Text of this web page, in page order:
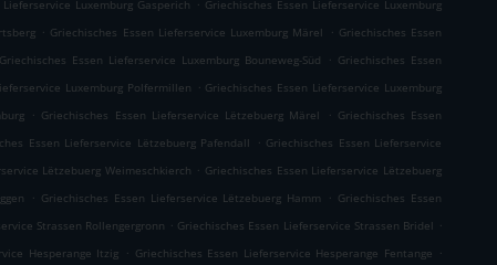
Luxemburg Gasperich
Griechisches Essen Lieferservice Luxemburg
. Griechisches Essen Lieferservice Luxemburg Märel . Griechisches Essen
Griechisches Essen Lieferservice Luxemburg Bouneweg-Süd . Griechisches Essen
Luxemburg Polfermillen . Griechisches Essen Lieferservice Luxemburg
. Griechisches Essen Lieferservice Lëtzebuerg Märel . Griechisches Essen
Essen Lieferservice Lëtzebuerg Pafendall . Griechisches Essen Lieferservice
Lëtzebuerg Weimeschkierch . Griechisches Essen Lieferservice Lëtzebuerg
. Griechisches Essen Lieferservice Lëtzebuerg Hamm . Griechisches Essen
Strassen Rollengergronn . Griechisches Essen Lieferservice Strassen Bridel .
Hesperange Itzig . Griechisches Essen Lieferservice Hesperange Fentange .